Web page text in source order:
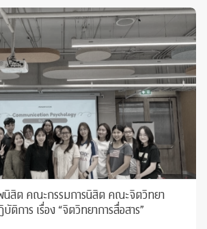
สิต คณะกรรมการนิสิต คณะจิตวิทยา
ติการ เรื่อง “จิตวิทยาการสื่อสาร”